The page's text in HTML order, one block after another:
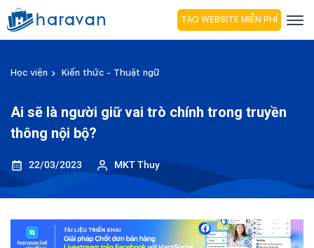
TẠO WEBSITE MIỄN PHÍ
Học viện Kiến thức - Thuật ngữ
Ai sẽ là người giữ vai trò chính trong truyền
thông nội bộ?
22/03/2023 MKT Thuy